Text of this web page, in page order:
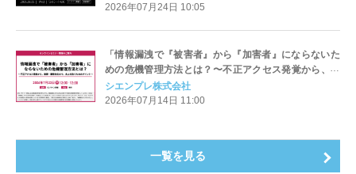
2026年07月24日 10:05
「情報漏洩で『被害者』から『加害者』にならないた
めの危機管理方法とは？〜不正アクセス発覚から、謝
罪・顧客対応まで、炎上を防ぐためのポイント〜」セ
ミナー開催のお知らせ
シエンプレ株式会社
2026年07月14日 11:00
一覧を見る